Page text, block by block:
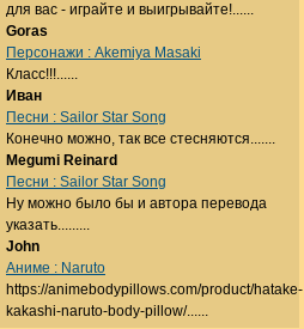
для вас - играйте и выигрывайте!......
Goras
Персонажи : Akemiya Masaki
Класс!!!......
Иван
Песни : Sailor Star Song
Конечно можно, так все стесняются.......
Megumi Reinard
Песни : Sailor Star Song
Ну можно было бы и автора перевода
указать.........
John
Аниме : Naruto
https://animebodypillows.com/product/hatake-
kakashi-naruto-body-pillow/......